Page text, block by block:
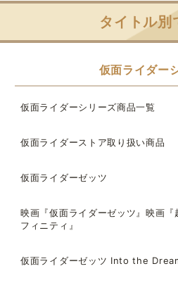
タイトル別
仮面ライダー
仮面ライダーシリーズ商品一覧
仮面ライダーストア取り扱い商品
仮面ライダーゼッツ
映画『仮面ライダーゼッツ』映画
フィニティ』
仮面ライダーゼッツ Into the